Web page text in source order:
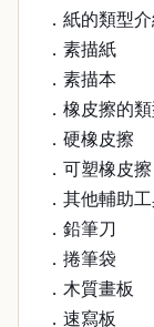
．紙的類型
．素描紙
．素描本
．橡皮擦的
．硬橡皮擦
．可塑橡皮擦
．其他輔助
．鉛筆刀
．捲筆袋
．木質畫板
．速寫板